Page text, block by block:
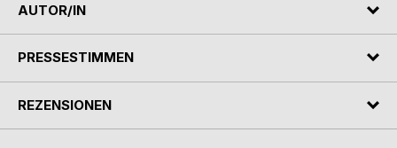
AUTOR/IN
PRESSESTIMMEN
REZENSIONEN